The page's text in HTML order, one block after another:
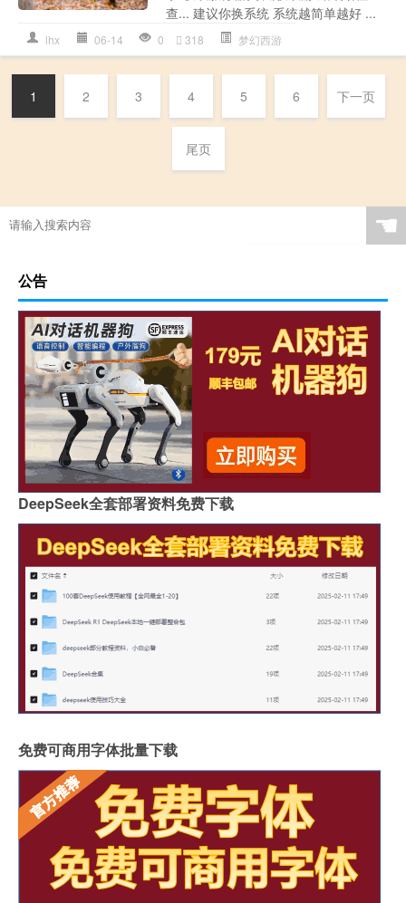
查... 建议你换系统 系统越简单越好 ...
lhx 06-14 0 318 梦幻西游
1 2 3 4 5 6 下一页
尾页
☚
公告
DeepSeek全套部署资料免费下载
免费可商用字体批量下载